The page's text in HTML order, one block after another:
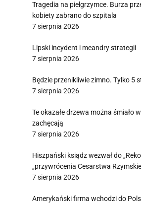
Tragedia na pielgrzymce. Burza
kobiety zabrano do szpitala
7 sierpnia 2026
Lipski incydent i meandry strategii
7 sierpnia 2026
Będzie przenikliwie zimno. Tylko 5
7 sierpnia 2026
Te okazałe drzewa można śmiało
zachęcają
7 sierpnia 2026
Hiszpański ksiądz wezwał do
„przywrócenia Cesarstwa
7 sierpnia 2026
Amerykański firma wchodzi do